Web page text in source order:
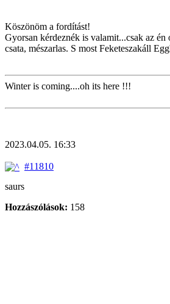
Köszönöm a fordítást!
Gyorsan kérdeznék is valamit...csak az
csata, mészarlas. S most Feketeszakáll
Winter is coming....oh its here !!!
2023.04.05. 16:33
#11810
saurs
Hozzászólások: 158